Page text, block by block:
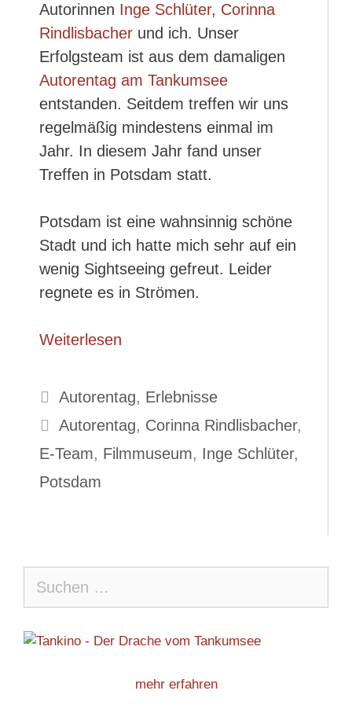
Autorinnen Inge Schlüter, Corinna
Rindlisbacher und ich. Unser
Erfolgsteam ist aus dem damaligen
Autorentag am Tankumsee
entstanden. Seitdem treffen wir uns
regelmäßig mindestens einmal im
Jahr. In diesem Jahr fand unser
Treffen in Potsdam statt.
Potsdam ist eine wahnsinnig schöne
Stadt und ich hatte mich sehr auf ein
wenig Sightseeing gefreut. Leider
regnete es in Strömen.
Weiterlesen
Kategorien
Autorentag, Erlebnisse
Schlagwörter
Autorentag, Corinna Rindlisbacher,
E-Team, Filmmuseum, Inge Schlüter,
Potsdam
nach:
mehr erfahren